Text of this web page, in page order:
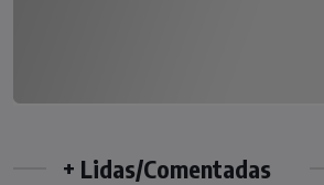
+ Lidas/Comentadas